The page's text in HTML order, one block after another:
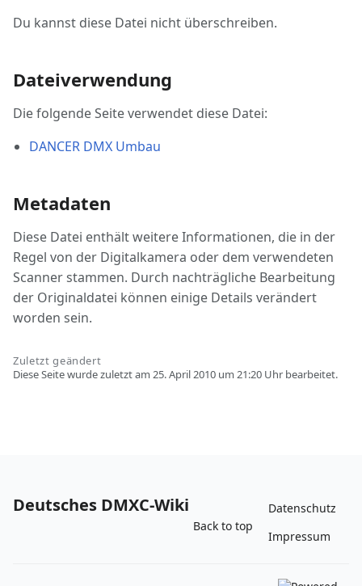
Du kannst diese Datei nicht überschreiben.
Dateiverwendung
Die folgende Seite verwendet diese Datei:
DANCER DMX Umbau
Metadaten
Diese Datei enthält weitere Informationen, die in der
Regel von der Digitalkamera oder dem verwendeten
Scanner stammen. Durch nachträgliche Bearbeitung
der Originaldatei können einige Details verändert
worden sein.
Zuletzt geändert
Diese Seite wurde zuletzt am 25. April 2010 um 21:20 Uhr bearbeitet.
Deutsches DMXC-Wiki
Back to top
Datenschutz
Impressum